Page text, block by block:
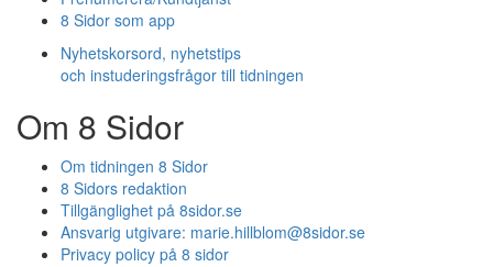
8 Sidor som app
Nyhetskorsord, nyhetstips
och instuderingsfrågor till tidningen
Om 8 Sidor
Om tidningen 8 Sidor
8 Sidors redaktion
Tillgänglighet på 8sidor.se
Ansvarig utgivare: marie.hillblom@8sidor.se
Privacy policy på 8 sidor